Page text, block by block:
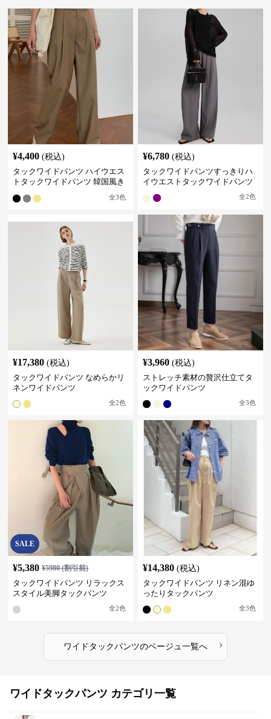
¥4,400 (税込)
タックワイドパンツ ハイウエス
トタックワイドパンツ 韓国風き
全3色
¥6,780 (税込)
タックワイドパンツすっきりハ
イウエストタックワイドパンツ
全2色
¥17,380 (税込)
タックワイドパンツ なめらかリ
ネンワイドパンツ
全2色
¥3,960 (税込)
ストレッチ素材の贅沢仕立てタ
ックワイドパンツ
全3色
SALE
¥5,380 ¥5980(割引前)
タックワイドパンツ リラックス
スタイル美脚タックパンツ
全2色
¥14,380 (税込)
タックワイドパンツ リネン混ゆ
ったりタックパンツ
全3色
ワイドタックパンツのベージュ一覧へ ›
ワイドタックパンツ カテゴリ一覧